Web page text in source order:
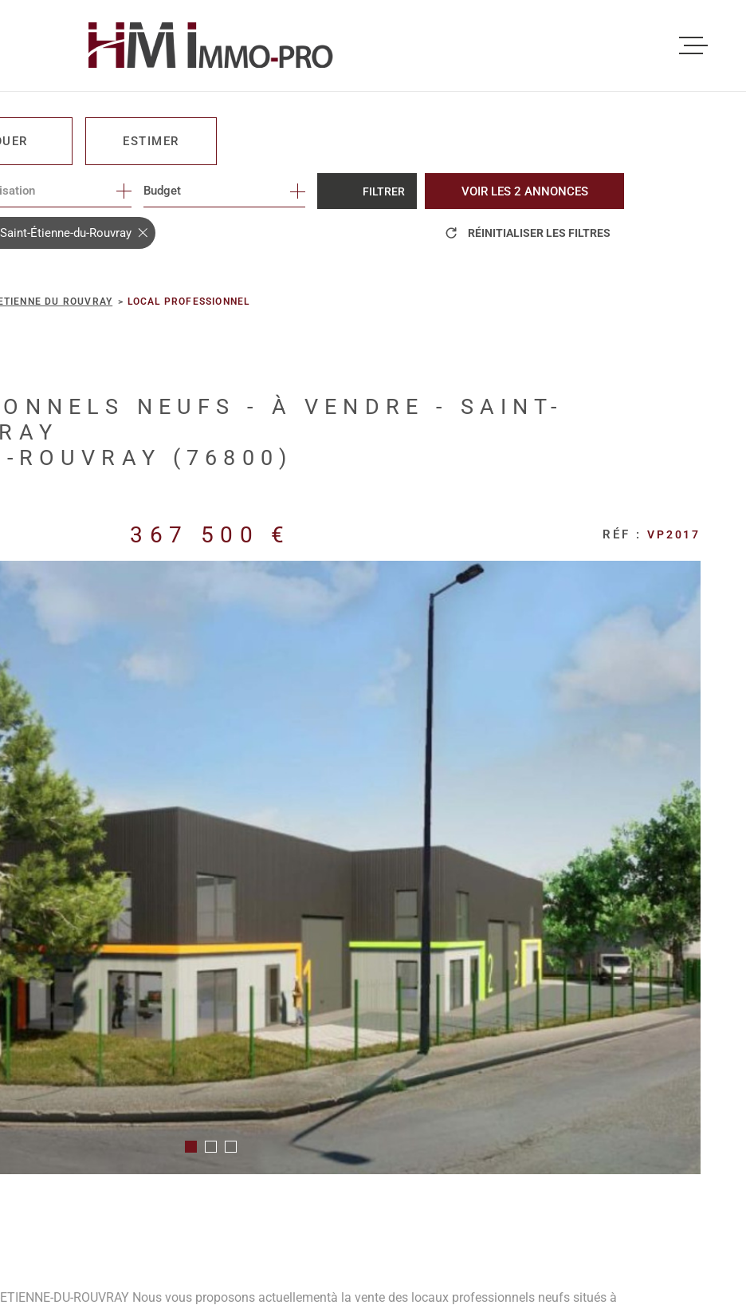
PRO
ESTIMER
Budget FILTRER VOIR LES 2 ANNONCES
Étienne-du-Rouvray RÉINITIALISER LES FILTRES
DU ROUVRAY LOCAL PROFESSIONNEL
NEUFS - À VENDRE - SAINT-
ROUVRAY (76800)
367 500 € RÉF :VP2017
ETIENNE-DU-ROUVRAY Nous vous proposons actuellementà la vente des locaux professionnels neufs situés à